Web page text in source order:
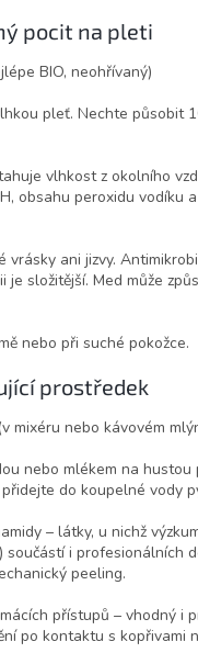
pocit na pleti
BIO, neohřívaný)
pleť. Nechte působit
vlhkost z okolního
obsahu peroxidu vodíku
vrásky ani jizvy.
složitější. Med může
nebo při suché pokožce.
prostředek
mixéru nebo kávovém
nebo mlékem na
do koupelné vody
– látky, u nichž
i profesionálních
peeling.
přístupů – vhodný i
po kontaktu s kopřivami